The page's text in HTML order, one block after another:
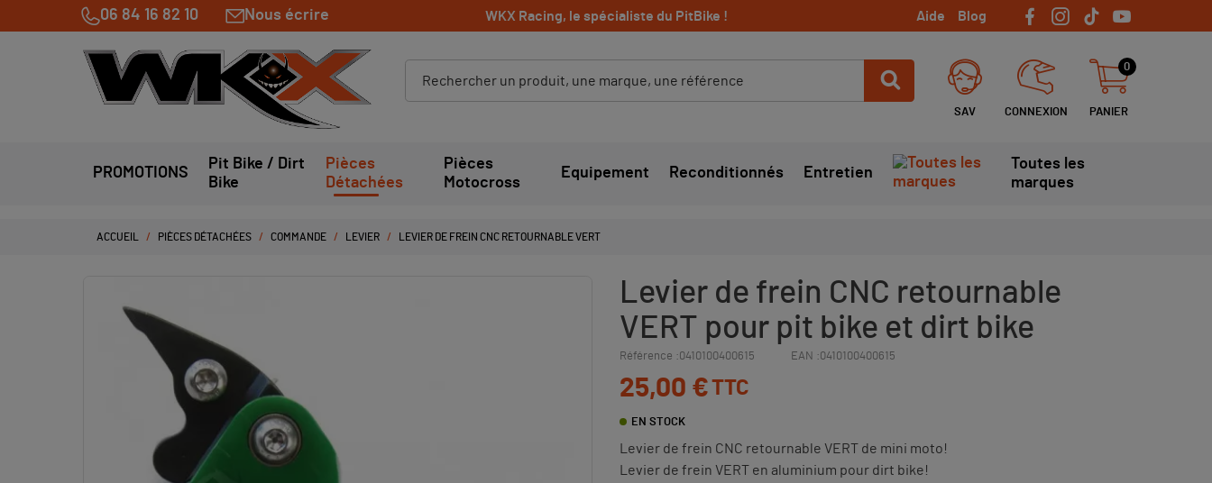
06 84 16 82 10 Nous écrire WKX Racing, le spécialiste du PitBike ! Aide Blog
SAV CONNEXION PANIER
0
PROMOTIONS
Pit Bike / Dirt
Bike
Pièces
Détachées
Pièces
Motocross
Equipement Reconditionnés Entretien
Toutes les
marques
ACCUEIL PIÈCES DÉTACHÉES COMMANDE LEVIER LEVIER DE FREIN CNC RETOURNABLE VERT
Levier de frein CNC retournable
VERT pour pit bike et dirt bike
Référence :0410100400615 EAN :0410100400615
25,00 €TTC
EN STOCK
Levier de frein CNC retournable VERT de mini moto!
Levier de frein VERT en aluminium pour dirt bike!